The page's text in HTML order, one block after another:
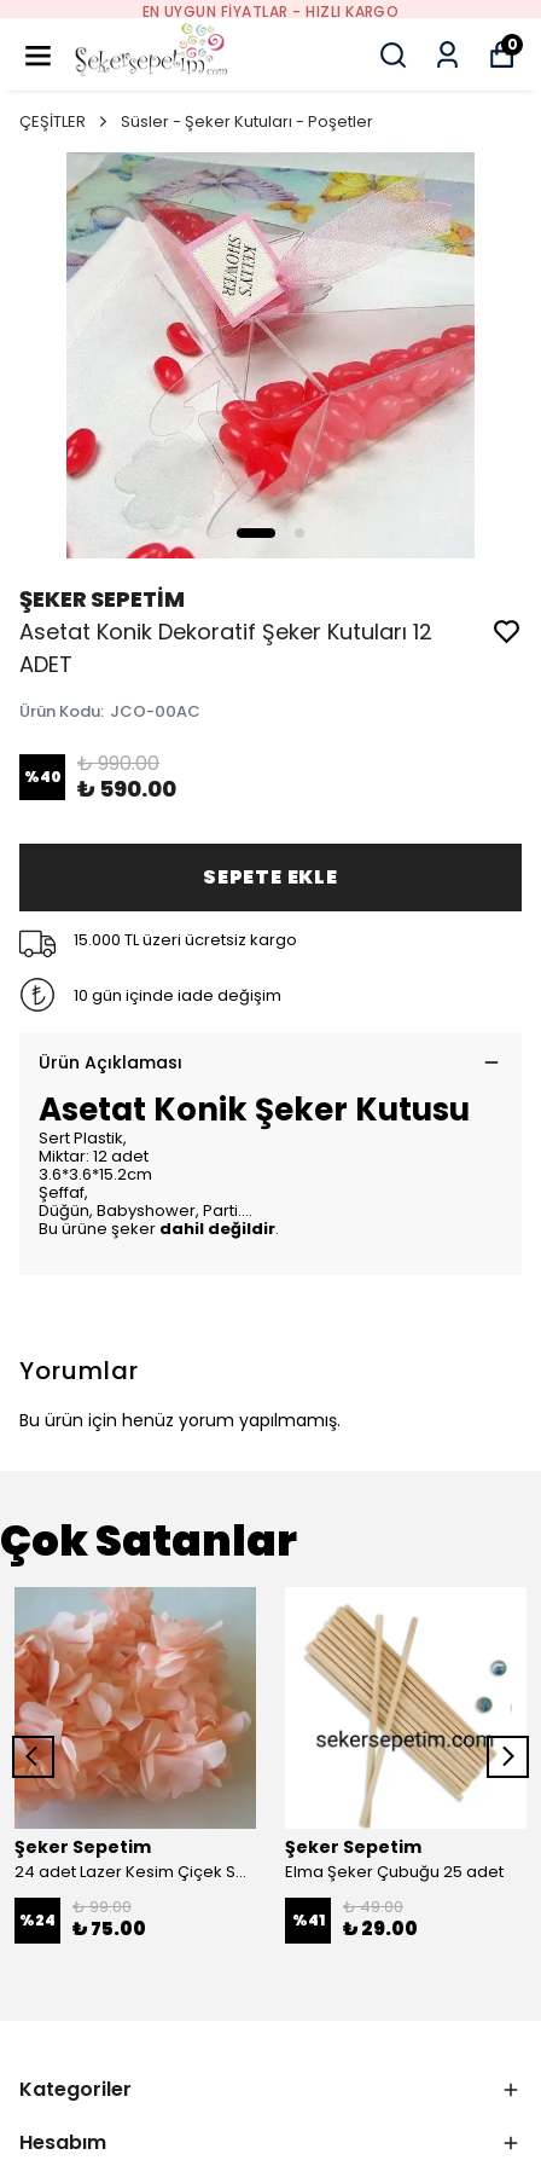
EN UYGUN FIYATLAR - HIZLI KARGO
0
ÇEŞİTLER Süsler - Şeker Kutuları - Poşetler
ŞEKER SEPETİM
Asetat Konik Dekoratif Şeker Kutuları 12
ADET
Ürün Kodu: JCO-00AC
%40 ₺ 990.00
₺ 590.00
SEPETE EKLE
15.000 TL üzeri ücretsiz kargo
10 gün içinde iade değişim
Ürün Açıklaması
Asetat Konik Şeker Kutusu
SertPlastik,
Miktar: 12 adet
3.6*3.6*15.2cm
Şeffaf,
Düğün, Babyshower, Parti....
Bu ürüne şeker dahil değildir.
Yorumlar
Bu ürün için henüz yorum yapılmamış.
Çok Satanlar
Şeker Sepetim
24 adet Lazer Kesim Çiçek Somon C06
%24
₺ 99.00
₺ 75.00
Şeker Sepetim
Elma Şeker Çubuğu 25 adet
%41
₺ 49.00
₺ 29.00
Kategoriler
Hesabım